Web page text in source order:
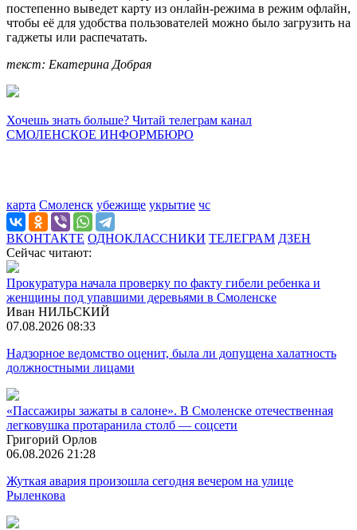
постепенно выведет карту из онлайн-режима в режим офлайн,
чтобы её для удобства пользователей можно было загрузить на
гаджеты или распечатать.
текст: Екатерина Добрая
Хочешь знать больше? Читай телеграм канал
СМОЛЕНСКОЕ ИНФОРМБЮРО
карта Смоленск убежище укрытие чс
ВКОНТАКТЕ ОДНОКЛАССНИКИ ТЕЛЕГРАМ ДЗЕН
Сейчас читают:
Прокуратура начала проверку по факту гибели ребенка и
женщины под упавшими деревьями в Смоленске
Иван НИЛЬСКИЙ
07.08.2026 08:33
Надзорное ведомство оценит, была ли допущена халатность
должностными лицами
«Пассажиры зажаты в салоне». В Смоленске отечественная
легковушка протаранила столб — соцсети
Григорий Орлов
06.08.2026 21:28
Жуткая авария произошла сегодня вечером на улице
Рыленкова